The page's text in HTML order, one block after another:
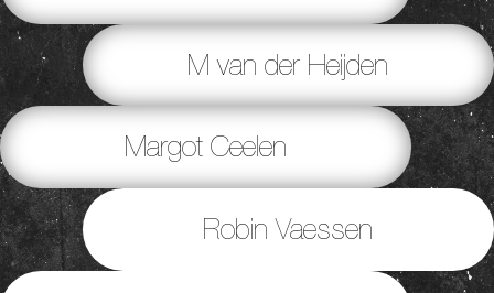
M van der Heijden
Margot Ceelen
Robin Vaessen